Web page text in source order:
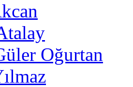
Oğurtan